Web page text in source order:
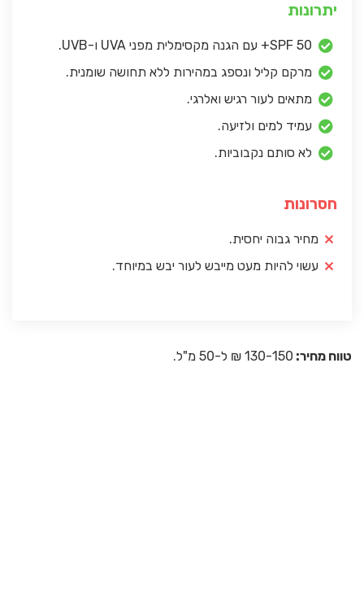
יתרונות
SPF 50+ עם הגנה מקסימלית מפני UVA ו-UVB.
מרקם קליל ונספג במהירות ללא תחושה שומנית.
מתאים לעור רגיש ואלרגי.
עמיד למים ולזיעה.
לא סותם נקבוביות.
חסרונות
מחיר גבוה יחסית.
עשוי להיות מעט מייבש לעור יבש במיוחד.
טווח מחיר: 130-150 ₪ ל-50 מ"ל.